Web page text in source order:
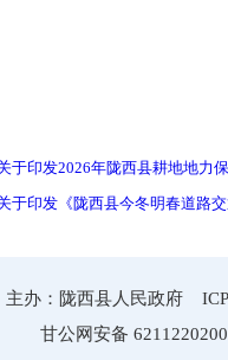
于印发2026年陇西县耕地地力
于印发《陇西县今冬明春道路
主办：陇西县人民政府
甘公网安备